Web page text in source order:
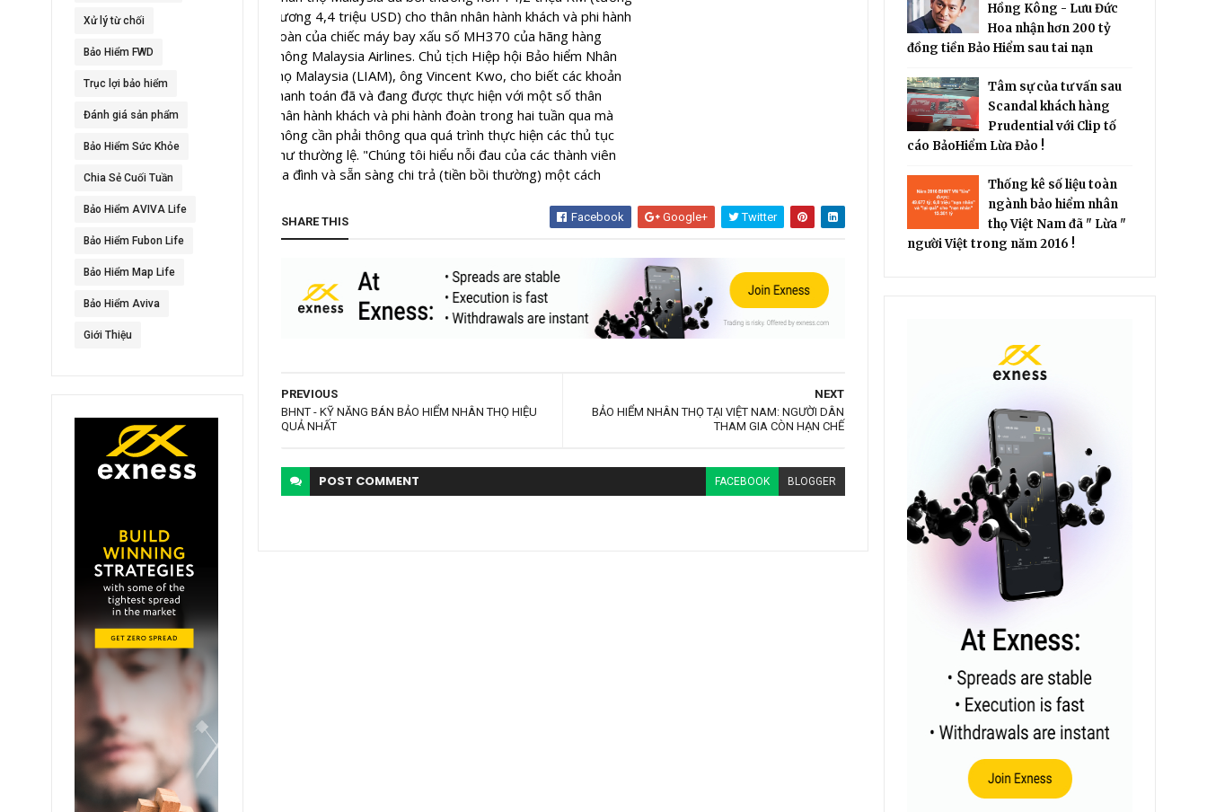
Xử lý từ chối
Bảo Hiểm FWD
Trục lợi bảo hiểm
Đánh giá sản phẩm
Bảo Hiểm Sức Khỏe
Chia Sẻ Cuối Tuần
Bảo Hiểm AVIVA Life
Bảo Hiểm Fubon Life
Bảo Hiểm Map Life
Bảo Hiểm Aviva
Giới Thiệu
SHARE THIS Facebook Google+ Twitter
NEXT
BẢO HIỂM NHÂN THỌ TẠI VIỆT NAM: NGƯỜI DÂN
THAM GIA CÒN HẠN CHẾ
PREVIOUS
BHNT - KỸ NĂNG BÁN BẢO HIỂM NHÂN THỌ HIỆU
QUẢ NHẤT
POST COMMENT FACEBOOK BLOGGER
Hồng Kông - Lưu Đức
Hoa nhận hơn 200 tỷ
đồng tiền Bảo Hiểm sau tai nạn
Tâm sự của tư vấn sau
Scandal khách hàng
Prudential với Clip tố
cáo BảoHiểm Lừa Đảo !
Thống kê số liệu toàn
ngành bảo hiểm nhân
thọ Việt Nam đã " Lừa "
người Việt trong năm 2016 !